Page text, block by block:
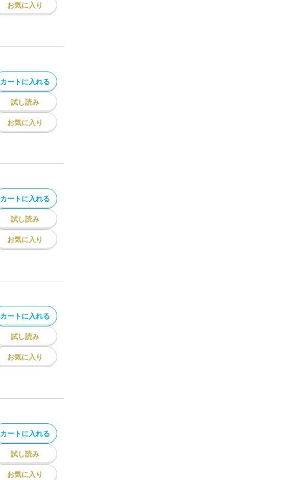
お気に入り
カートに入れる
試し読み
お気に入り
カートに入れる
試し読み
お気に入り
カートに入れる
試し読み
お気に入り
カートに入れる
試し読み
お気に入り